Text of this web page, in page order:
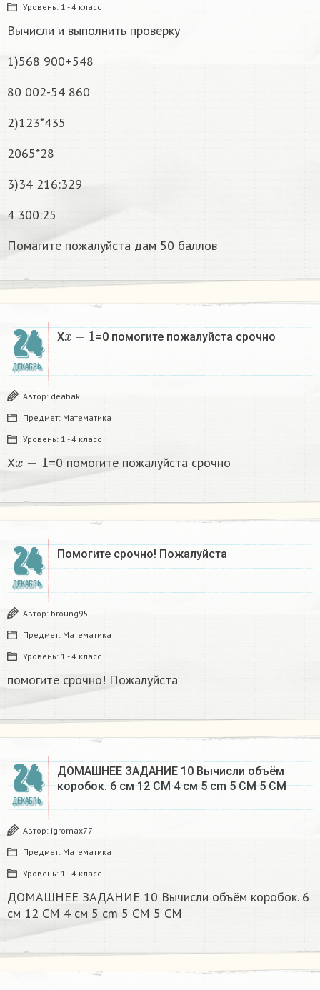
Уровень: 1 - 4 класс
Вычисли и выполнить проверку
1)568 900+548
80 002-54 860
2)123*435
2065*28
3)34 216:329
4 300:25
Помагите пожалуйста дам 50 баллов
24
ДЕКАБРЬ
X
x−1
=0 помогите пожалуйста срочно
Автор: deabak
Предмет: Математика
Уровень: 1 - 4 класс
X =0 помогите пожалуйста срочно
24
ДЕКАБРЬ
Помогите срочно! Пожалуйста
Автор: broung95
Предмет: Математика
Уровень: 1 - 4 класс
помогите срочно! Пожалуйста
24
ДЕКАБРЬ
ДОМАШНЕЕ ЗАДАНИЕ 10 Вычисли объём
коробок. 6 см 12 CM 4 см 5 cm 5 CM 5 CM​
Автор: igromax77
Предмет: Математика
Уровень: 1 - 4 класс
ДОМАШНЕЕ ЗАДАНИЕ 10 Вычисли объём коробок. 6
см 12 CM 4 см 5 cm 5 CM 5 CM​